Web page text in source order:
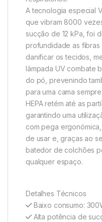
A tecnologia especial
que vibram 8000
sucção de 12 kPa, foi
profundidade as
danificar os tecidos,
lâmpada UV combate
do pó, prevenindo
para uma cama
HEPA retém até as
garantindo uma
com pega
de usar e, graças ao
batedor de colchões
qualquer espaço.
Detalhes Técnicos
Baixo consumo:
Alta potência de